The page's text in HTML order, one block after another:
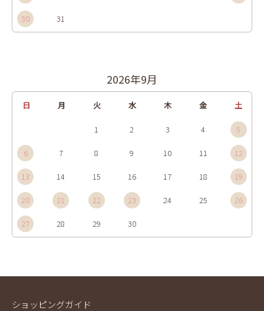
30 31
2026年9月
日 月 火 水 木 金 土
1 2 3 4 5
6 7 8 9 10 11 12
13 14 15 16 17 18 19
20 21 22 23 24 25 26
27 28 29 30
ショッピングガイド